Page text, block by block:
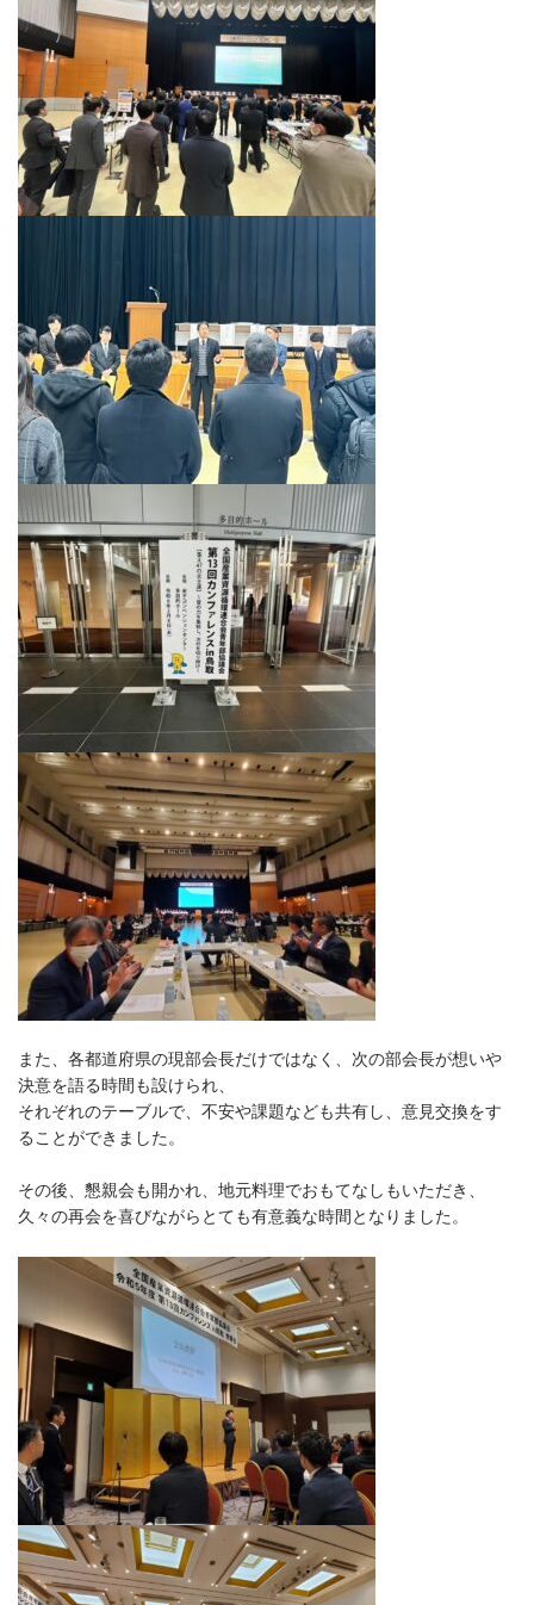
また、各都道府県の現部会長だけではなく、次の部会長が想いや
決意を語る時間も設けられ、
それぞれのテーブルで、不安や課題なども共有し、意見交換をす
ることができました。
その後、懇親会も開かれ、地元料理でおもてなしもいただき、
久々の再会を喜びながらとても有意義な時間となりました。